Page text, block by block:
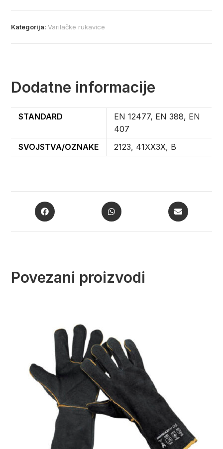
Kategorija:Varilačke rukavice
Dodatne informacije
STANDARD
EN 12477, EN 388, EN
407
SVOJSTVA/OZNAKE
2123, 41XX3X, B
Povezani proizvodi